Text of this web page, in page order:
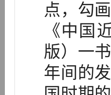
点，勾
《中国
版）一
年间的